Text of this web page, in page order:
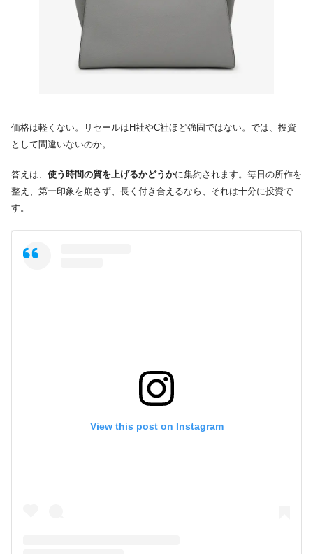
価格は軽くない。リセールはH社やC社ほど強固ではない。では、投資
として間違いないのか。
答えは、 使う時間の質を上げるかどうかに集約されます。毎日の所作を
整え、第一印象を崩さず、長く付き合えるなら、それは十分に投資で
す。
View this post on Instagram